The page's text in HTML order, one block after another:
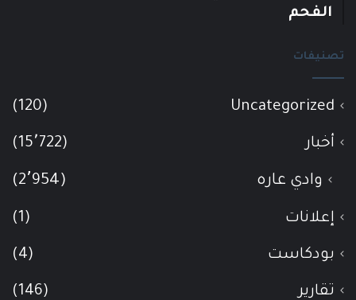
الفحم
تصنيفات
Uncategorized
(120)
أخبار (15٬722)
وادي عاره (2٬954)
إعلانات (1)
بودكاست (4)
تقارير (146)